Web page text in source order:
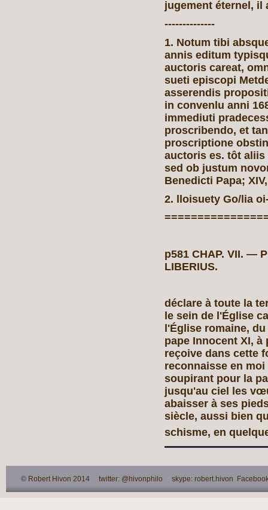
jugement éternel, il
--------------
1. Notum tibi
annis editum
auctoris careat,
sueti episcopi
asserendis
in convenlu anni
immediuti
proscribendo, et
proscriptione
auctoris es. tôt
sed ob justum
Benedicti Papa;
2. lloisuety Go/lia
p581 CHAP. VII. —
LIBERIUS.
déclare à toute la
le sein de l'Église
l'Église romaine,
pape Innocent XI,
reçoive dans cette
reconnaisse en
soupirant pour la
jusqu'au ciel les
abaisser à ses
siècle, aussi bien
schisme, en
© Robert Hivon 2014 twitter: @hivonphilo skype: robert.hivon